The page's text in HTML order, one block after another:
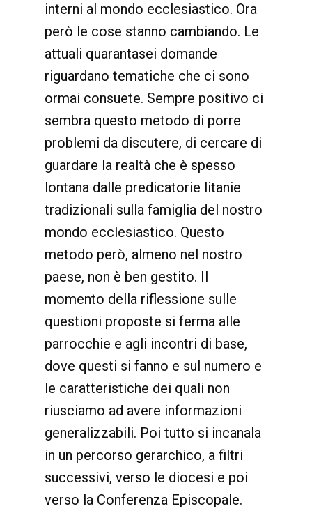
interni al mondo ecclesiastico. Ora
però le cose stanno cambiando. Le
attuali quarantasei domande
riguardano tematiche che ci sono
ormai consuete. Sempre positivo ci
sembra questo metodo di porre
problemi da discutere, di cercare di
guardare la realtà che è spesso
lontana dalle predicatorie litanie
tradizionali sulla famiglia del nostro
mondo ecclesiastico. Questo
metodo però, almeno nel nostro
paese, non è ben gestito. Il
momento della riflessione sulle
questioni proposte si ferma alle
parrocchie e agli incontri di base,
dove questi si fanno e sul numero e
le caratteristiche dei quali non
riusciamo ad avere informazioni
generalizzabili. Poi tutto si incanala
in un percorso gerarchico, a filtri
successivi, verso le diocesi e poi
verso la Conferenza Episcopale.